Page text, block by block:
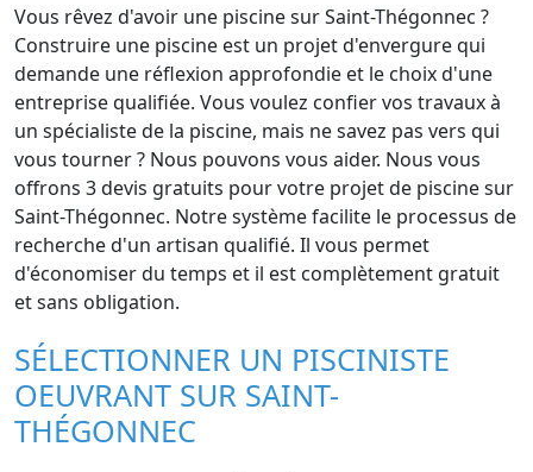
Vous rêvez d'avoir une piscine sur Saint-Thégonnec ?
Construire une piscine est un projet d'envergure qui
demande une réflexion approfondie et le choix d'une
entreprise qualifiée. Vous voulez confier vos travaux à
un spécialiste de la piscine, mais ne savez pas vers qui
vous tourner ? Nous pouvons vous aider. Nous vous
offrons 3 devis gratuits pour votre projet de piscine sur
Saint-Thégonnec. Notre système facilite le processus de
recherche d'un artisan qualifié. Il vous permet
d'économiser du temps et il est complètement gratuit
et sans obligation.
SÉLECTIONNER UN PISCINISTE
OEUVRANT SUR SAINT-
THÉGONNEC